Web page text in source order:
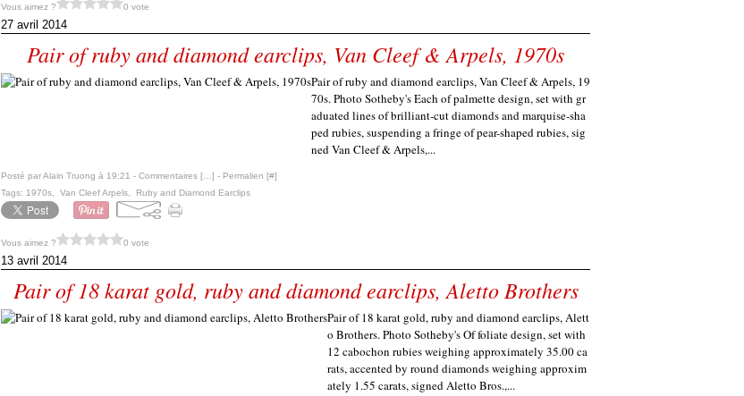
Vous aimez ? 0 vote
27 avril 2014
Pair of ruby and diamond earclips, Van Cleef & Arpels, 1970s
Pair of ruby and diamond earclips, Van Cleef & Arpels, 19
70s. Photo Sotheby's Each of palmette design, set with gr
aduated lines of brilliant-cut diamonds and marquise-sha
ped rubies, suspending a fringe of pear-shaped rubies, sig
ned Van Cleef & Arpels,...
Posté par Alain Truong à 19:21 - Commentaires [ ] - Permalien [#]
Tags: 1970s Van Cleef Arpels Ruby and Diamond Earclips
Vous aimez ? 0 vote
13 avril 2014
Pair of 18 karat gold, ruby and diamond earclips, Aletto Brothers
Pair of 18 karat gold, ruby and diamond earclips, Alett
o Brothers. Photo Sotheby's Of foliate design, set with
12 cabochon rubies weighing approximately 35.00 ca
rats, accented by round diamonds weighing approxim
ately 1.55 carats, signed Aletto Bros.,...